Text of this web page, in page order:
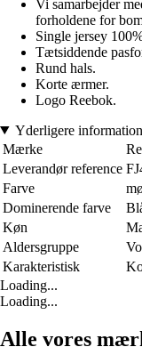
Vi samarbejder
forholdene for
Single jersey
Tætsiddende
Rund hals.
Korte ærmer.
Logo Reebok.
Yderligere information
Mærke
Leverandør reference
Farve
Dominerende farve
Køn
Aldersgruppe
Karakteristisk
Loading...
Loading...
Alle vores